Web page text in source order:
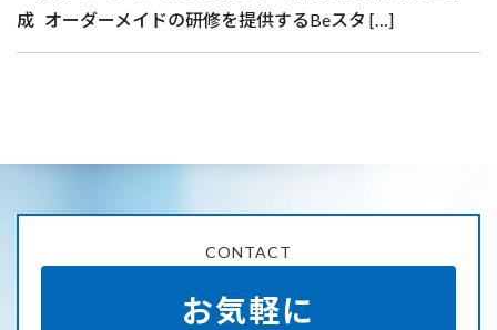
成 オーダーメイドの研修を提供するBeスタ […]
CONTACT
お気軽に